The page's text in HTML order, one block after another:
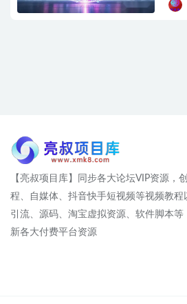
【亮叔项目库】同步各大论坛VIP资源，
程、自媒体、抖音快手短视频等视频教程
引流、源码、淘宝虚拟资源、软件脚本等
新各大付费平台资源